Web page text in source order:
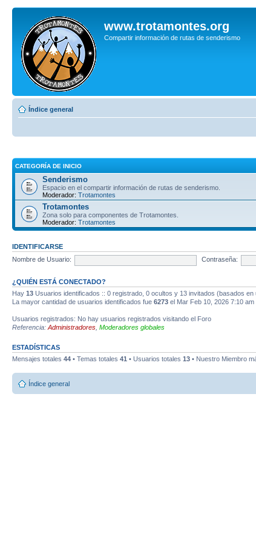
www.trotamontes.org
Compartir información de rutas de senderismo
Índice general
CATEGORÍA DE INICIO
Senderismo
Espacio en el compartir información de rutas de senderismo.
Moderador: Trotamontes
Trotamontes
Zona solo para componentes de Trotamontes.
Moderador: Trotamontes
IDENTIFICARSE
Nombre de Usuario:
Contraseña:
¿QUIÉN ESTÁ CONECTADO?
Hay 13 Usuarios identificados :: 0 registrado, 0 ocultos y 13 invitados (basados
La mayor cantidad de usuarios identificados fue 6273 el Mar Feb 10, 2026 7:10 am
Usuarios registrados: No hay usuarios registrados visitando el Foro
Referencia: Administradores Moderadores globales
ESTADÍSTICAS
Mensajes totales 44 • Temas totales 41 • Usuarios totales 13 • Nuestro Miembro
Índice general